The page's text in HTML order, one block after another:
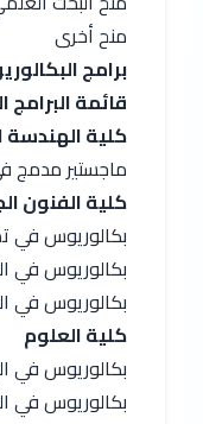
منح أخرى
برامج
قائمة
كلية الهندسة
ماجستير مدمج
كلية الفنون
بكالوريوس في
بكالوريوس في
بكالوريوس في
كلية العلوم
بكالوريوس في
بكالوريوس في